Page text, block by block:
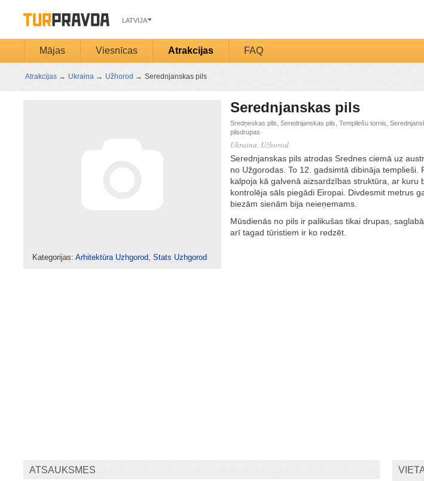
LATVIJA
Mājas Viesnīcas Atrakcijas FAQ
Atrakcijas → Ukraina → Užhorod → Serednjanskas pils
Kategorijas: Arhitektūra Uzhgorod, Stats Uzhgorod
Serednjanskas pils
Sredņeskas pils, Serednjanskas pils, Templiešu tornis,
pilsdrupas
Ukraina, Užhorod
Serednjanskas pils atrodas Srednes ciemā uz
no Užgorodas. To 12. gadsimtā dibināja templieši.
kalpoja kā galvenā aizsardzības struktūra, ar kuru
kontrolēja sāls piegādi Eiropai. Divdesmit metrus
biezām sienām bija neieņemams.
Mūsdienās no pils ir palikušas tikai drupas,
arī tagad tūristiem ir ko redzēt.
ATSAUKSMES